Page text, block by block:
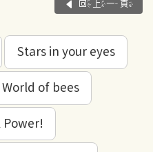
回上一頁
Stars in your eyes
World of bees
Power!